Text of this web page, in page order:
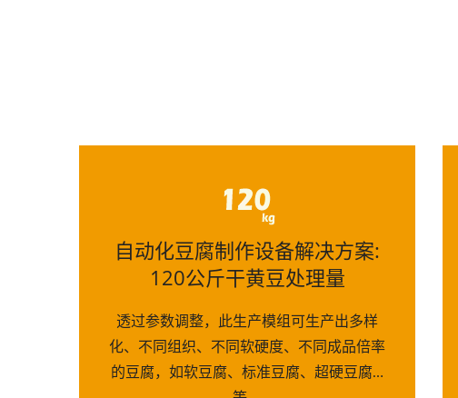
自动化豆腐制作设备解决方案:
120公斤干黄豆处理量
透过参数调整，此生产模组可生产出多样
化、不同组织、不同软硬度、不同成品倍率
的豆腐，如软豆腐、标准豆腐、超硬豆腐…